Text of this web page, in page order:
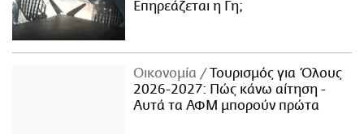
Επηρεάζεται η Γη;
Οικονομία
Τουρισμός για Όλους
2026-2027: Πώς κάνω αίτηση -
Αυτά τα ΑΦΜ μπορούν πρώτα